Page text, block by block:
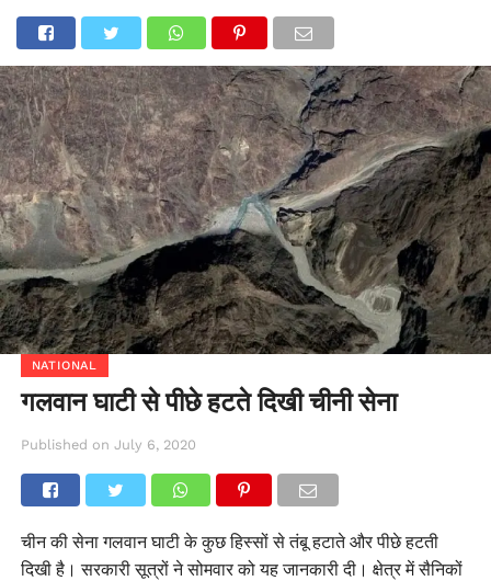
NATIONAL
गलवान घाटी से पीछे हटते दिखी चीनी सेना
Published on July 6, 2020
चीन की सेना गलवान घाटी के कुछ हिस्सों से तंबू हटाते और पीछे हटती
दिखी है। सरकारी सूत्रों ने सोमवार को यह जानकारी दी। क्षेत्र में सैनिकों